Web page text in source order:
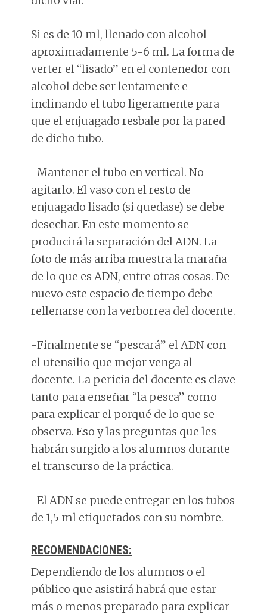
Si es de 10 ml, llenado con alcohol
aproximadamente 5-6 ml. La forma de
verter el “lisado” en el contenedor con
alcohol debe ser lentamente e
inclinando el tubo ligeramente para
que el enjuagado resbale por la pared
de dicho tubo.
-Mantener el tubo en vertical. No
agitarlo. El vaso con el resto de
enjuagado lisado (si quedase) se debe
desechar. En este momento se
producirá la separación del ADN. La
foto de más arriba muestra la maraña
de lo que es ADN, entre otras cosas. De
nuevo este espacio de tiempo debe
rellenarse con la verborrea del docente.
-Finalmente se “pescará” el ADN con
el utensilio que mejor venga al
docente. La pericia del docente es clave
tanto para enseñar “la pesca” como
para explicar el porqué de lo que se
observa. Eso y las preguntas que les
habrán surgido a los alumnos durante
el transcurso de la práctica.
-El ADN se puede entregar en los tubos
de 1,5 ml etiquetados con su nombre.
RECOMENDACIONES:
Dependiendo de los alumnos o el
público que asistirá habrá que estar
más o menos preparado para explicar